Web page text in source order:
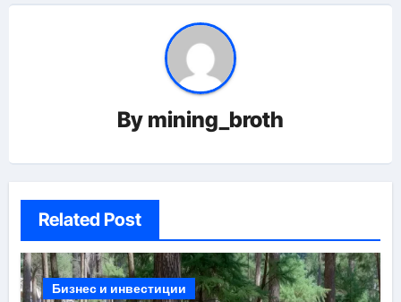
By mining_broth
Related Post
Бизнес и инвестиции